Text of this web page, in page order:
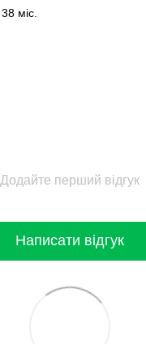
38 міс.
Додайте перший відгук
Написати відгук